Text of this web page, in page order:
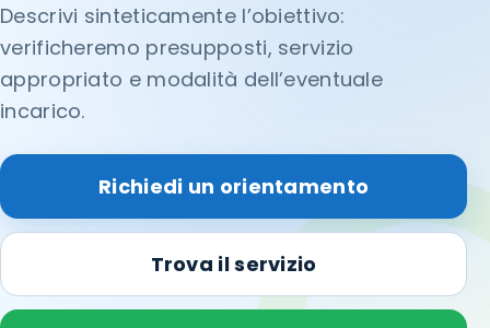
Descrivi sinteticamente l’obiettivo:
verificheremo presupposti, servizio
appropriato e modalità dell’eventuale
incarico.
Richiedi un orientamento
Trova il servizio